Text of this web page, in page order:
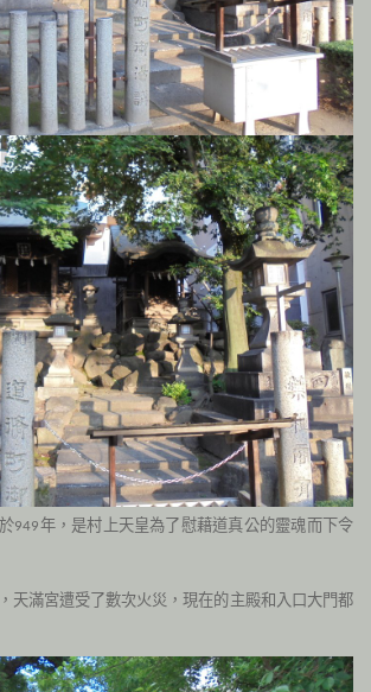
949年，是村上天皇為了慰藉道真公的靈魂而下令
天滿宮遭受了數次火災，現在的主殿和入口大門都